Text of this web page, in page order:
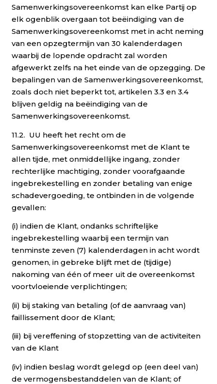
Samenwerkingsovereenkomst kan elke Partij op
elk ogenblik overgaan tot beëindiging van de
Samenwerkingsovereenkomst met in acht neming
van een opzegtermijn van 30 kalenderdagen
waarbij de lopende opdracht zal worden
afgewerkt zelfs na het einde van de opzegging. De
bepalingen van de Samenwerkingsovereenkomst,
zoals doch niet beperkt tot, artikelen 3.3 en 3.4
blijven geldig na beëindiging van de
Samenwerkingsovereenkomst.
11.2. UU heeft het recht om de
Samenwerkingsovereenkomst met de Klant te
allen tijde, met onmiddellijke ingang, zonder
rechterlijke machtiging, zonder voorafgaande
ingebrekestelling en zonder betaling van enige
schadevergoeding, te ontbinden in de volgende
gevallen:
(i) indien de Klant, ondanks schriftelijke
ingebrekestelling waarbij een termijn van
tenminste zeven (7) kalenderdagen in acht wordt
genomen, in gebreke blijft met de (tijdige)
nakoming van één of meer uit de overeenkomst
voortvloeiende verplichtingen;
(ii) bij staking van betaling (of de aanvraag van)
faillissement door de Klant;
(iii) bij vereffening of stopzetting van de activiteiten
van de Klant
(iv) indien beslag wordt gelegd op (een deel van)
de vermogensbestanddelen van de Klant; of